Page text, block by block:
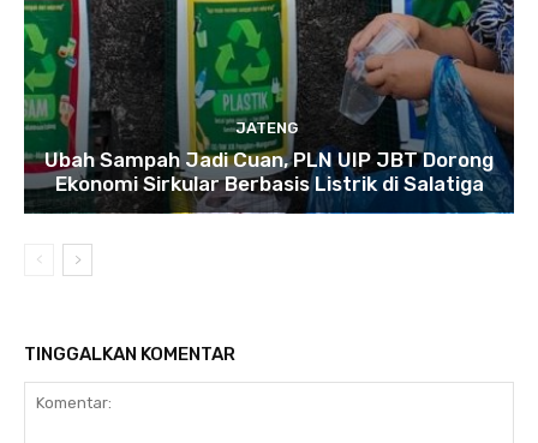
JATENG
Ubah Sampah Jadi Cuan, PLN UIP JBT Dorong
Ekonomi Sirkular Berbasis Listrik di Salatiga
TINGGALKAN KOMENTAR